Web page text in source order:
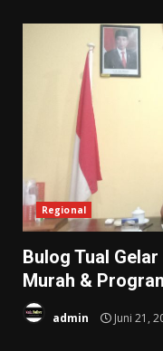
Regional
Bulog Tual
Murah &
admin Juni 21,